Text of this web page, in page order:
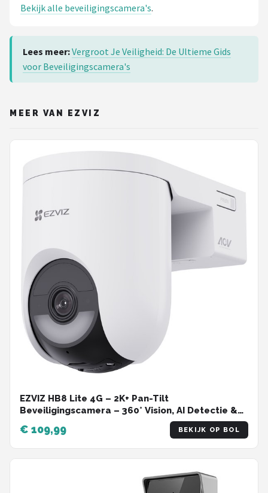
Bekijk alle beveiligingscamera's.
Lees meer:Vergroot Je Veiligheid: De Ultieme Gids
voor Beveiligingscamera's
MEER VAN EZVIZ
EZVIZ HB8 Lite 4G – 2K+ Pan-Tilt
Beveiligingscamera – 360° Vision, AI Detectie &
Auto Tracking – Kleur Nachtzicht – WiFi 6 –
Sirene & Spotlight – IP65
€ 109,99 BEKIJK OP BOL